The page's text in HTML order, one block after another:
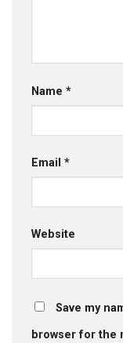
Name *
Email *
Website
Save my
browser for the